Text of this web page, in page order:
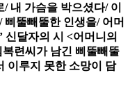
내 가슴을 박으셨다/ 이
뚤빼뚤한 인생을/ 어머
신달자의 시 <어머니의
련씨가 남긴 삐뚤빼뚤
이루지 못한 소망이 담